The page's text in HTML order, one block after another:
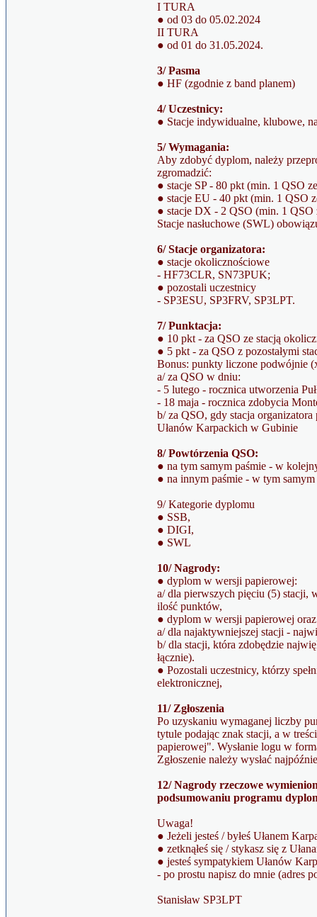
I TURA
● od 03 do 05.02.2024
II TURA
● od 01 do 31.05.2024.
3/ Pasma
● HF (zgodnie z band planem)
4/ Uczestnicy:
● Stacje indywidualne, klubowe,
5/ Wymagania:
Aby zdobyć dyplom, należy
zgromadzić:
● stacje SP - 80 pkt (min. 1 QSO
● stacje EU - 40 pkt (min. 1 QSO
● stacje DX - 2 QSO (min. 1 QSO
Stacje nasłuchowe (SWL)
6/ Stacje organizatora:
● stacje okolicznościowe
- HF73CLR, SN73PUK;
● pozostali uczestnicy
- SP3ESU, SP3FRV, SP3LPT.
7/ Punktacja:
● 10 pkt - za QSO ze stacją
● 5 pkt - za QSO z pozostałymi
Bonus: punkty liczone podwójnie
a/ za QSO w dniu:
- 5 lutego - rocznica utworzenia
- 18 maja - rocznica zdobycia
b/ za QSO, gdy stacja organizatora
Ułanów Karpackich w Gubinie
8/ Powtórzenia QSO:
● na tym samym paśmie - w
● na innym paśmie - w tym
9/ Kategorie dyplomu
● SSB,
● DIGI,
● SWL
10/ Nagrody:
● dyplom w wersji papierowej:
a/ dla pierwszych pięciu (5) stacji,
ilość punktów,
● dyplom w wersji papierowej
a/ dla najaktywniejszej stacji -
b/ dla stacji, która zdobędzie
łącznie).
● Pozostali uczestnicy, którzy
elektronicznej,
11/ Zgłoszenia
Po uzyskaniu wymaganej liczby
tytule podając znak stacji, a w
papierowej". Wysłanie logu w
Zgłoszenie należy wysłać
12/ Nagrody rzeczowe
podsumowaniu programu
Uwaga!
● Jeżeli jesteś / byłeś Ułanem
● zetknąłeś się / stykasz się z
● jesteś sympatykiem Ułanów
- po prostu napisz do mnie (adres
Stanisław SP3LPT